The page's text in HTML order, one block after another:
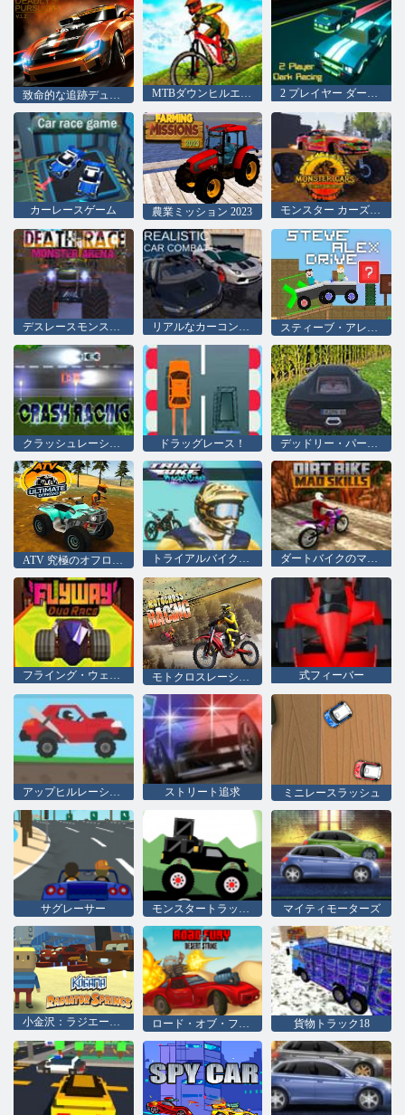
致命的な追跡デュオV1,2 MTBダウンヒルエクストリーム 2 プレイヤー ダーク レーシング
カーレースゲーム 農業ミッション 2023 モンスター カーズ アルティメット シミュレーター
デスレースモンスターアリーナ リアルなカーコンバット スティーブ・アレックス・ドライブ
クラッシュレーシング ドラッグレース！ デッドリー・パースート・デュオ V3
トライアルバイクレーシングクラッシュ ダートバイクのマッドスキル
フライング・ウェイ・デュオ・レース 式フィーバー
アップヒルレーシング2 ストリート追求 ミニレースラッシュ
サグレーサー モンスタートラック森林宅配 マイティモーターズ
小金沢：ラジエータースプリングス ロード・オブ・フューリー・デザート・ストライク 貨物トラック18